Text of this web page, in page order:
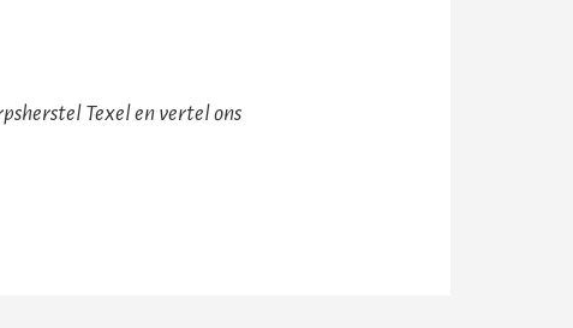
Texel en vertel ons